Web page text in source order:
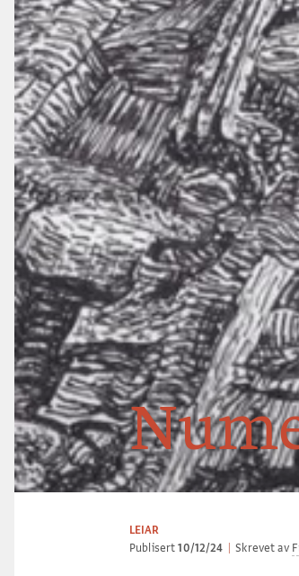
LEIAR
Publisert10/12/24 Skrevet av